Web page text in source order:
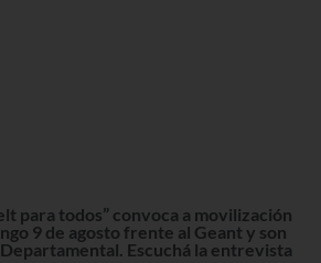
para todos” convoca a movilización
9 de agosto frente al Geant y son
Escuchá la entrevista